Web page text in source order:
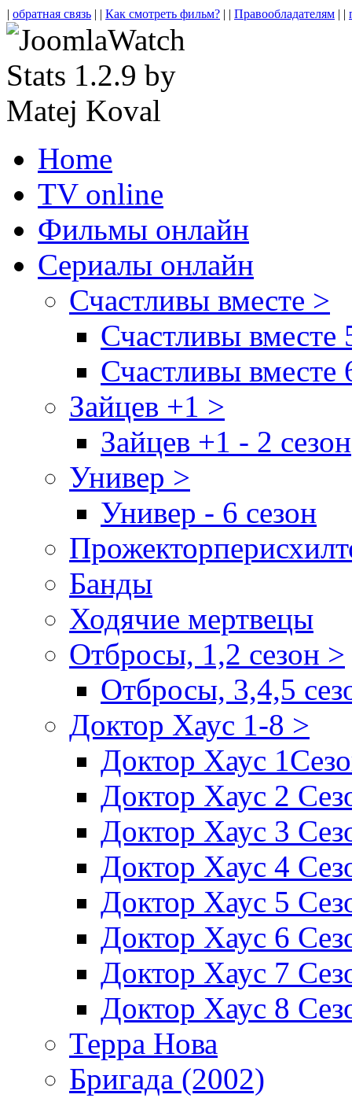
| обратная связь | | Как смотреть фильм? | | Правообладателям | |
Home
TV online
Фильмы онлайн
Сериалы онлайн
Счастливы вместе >
Счастливы вместе
Счастливы вместе
Зайцев +1 >
Зайцев +1 - 2 сезон
Универ >
Универ - 6 сезон
Банды
Ходячие мертвецы
Отбросы, 1,2 сезон >
Отбросы, 3,4,5
Доктор Хаус 1-8 >
Доктор Хаус
Доктор Хаус 2
Доктор Хаус 3
Доктор Хаус 4
Доктор Хаус 5
Доктор Хаус 6
Доктор Хаус 7
Доктор Хаус 8
Терра Нова
Бригада (2002)